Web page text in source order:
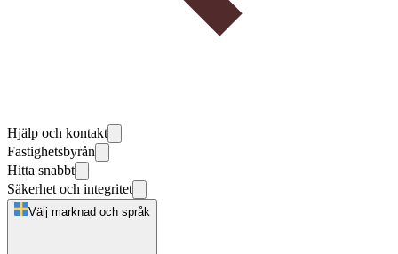
Hjälp och kontakt
Fastighetsbyrån
Hitta snabbt
Säkerhet och integritet
Välj marknad och språk